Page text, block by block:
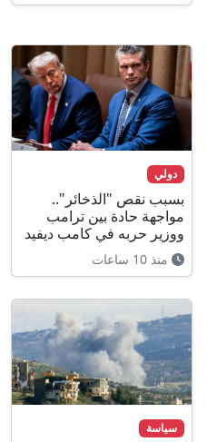
دولي
بسبب نقص "الذخائر"..
مواجهة حادة بين ترامب
ووزير حربه في كامب ديفيد
منذ 10 ساعات
سياسة